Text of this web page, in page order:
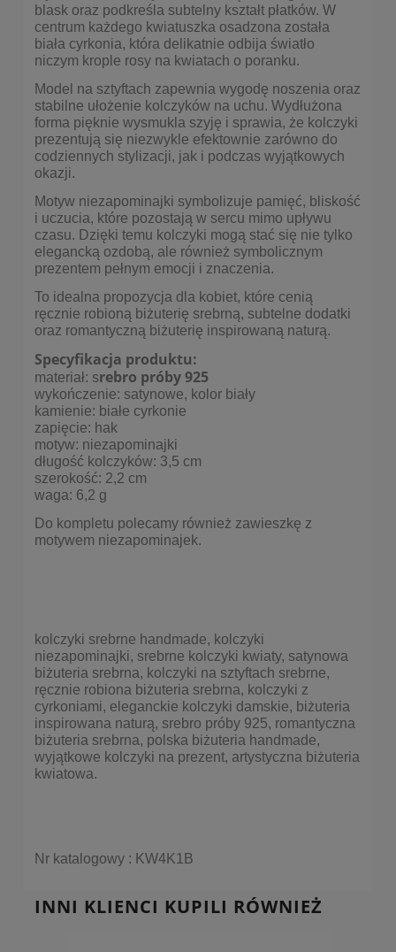
blask oraz podkreśla subtelny kształt płatków. W
centrum każdego kwiatuszka osadzona została
biała cyrkonia, która delikatnie odbija światło
niczym krople rosy na kwiatach o poranku.
Model na sztyftach zapewnia wygodę noszenia oraz
stabilne ułożenie kolczyków na uchu. Wydłużona
forma pięknie wysmukla szyję i sprawia, że kolczyki
prezentują się niezwykle efektownie zarówno do
codziennych stylizacji, jak i podczas wyjątkowych
okazji.
Motyw niezapominajki symbolizuje pamięć, bliskość
i uczucia, które pozostają w sercu mimo upływu
czasu. Dzięki temu kolczyki mogą stać się nie tylko
elegancką ozdobą, ale również symbolicznym
prezentem pełnym emocji i znaczenia.
To idealna propozycja dla kobiet, które cenią
ręcznie robioną biżuterię srebrną, subtelne dodatki
oraz romantyczną biżuterię inspirowaną naturą.
Specyfikacja produktu:
materiał: srebro próby 925
wykończenie: satynowe, kolor biały
kamienie: białe cyrkonie
zapięcie: hak
motyw: niezapominajki
długość kolczyków: 3,5 cm
szerokość: 2,2 cm
waga: 6,2 g
Do kompletu polecamy również zawieszkę z
motywem niezapominajek.
kolczyki srebrne handmade, kolczyki
niezapominajki, srebrne kolczyki kwiaty, satynowa
biżuteria srebrna, kolczyki na sztyftach srebrne,
ręcznie robiona biżuteria srebrna, kolczyki z
cyrkoniami, eleganckie kolczyki damskie, biżuteria
inspirowana naturą, srebro próby 925, romantyczna
biżuteria srebrna, polska biżuteria handmade,
wyjątkowe kolczyki na prezent, artystyczna biżuteria
kwiatowa.
Nr katalogowy : KW4K1B
INNI KLIENCI KUPILI RÓWNIEŻ